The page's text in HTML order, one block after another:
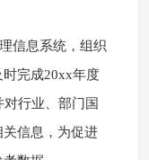
信息系统，组织
完成20xx年度
行业、部门国
信息，为促进